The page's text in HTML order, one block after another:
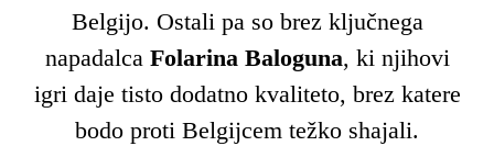
Belgijo. Ostali pa so brez ključnega
napadalca Folarina Baloguna, ki njihovi
igri daje tisto dodatno kvaliteto, brez katere
bodo proti Belgijcem težko shajali.